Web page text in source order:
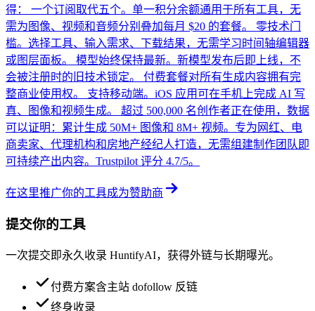
得： 一个订阅取代五个。单一积分余额通用于所有工具，无
需为图像、视频和音频分别叠加每月 $20 的套餐。 零技术门
槛。选择工具、输入需求、下载结果，无需学习时间轴编辑器
或图层面板。 模型始终保持最新。新模型发布后即上线，不
会被注册时的旧技术锁定。 付费套餐对所有生成内容拥有完
整商业使用权。 支持移动端。iOS 应用可在手机上完成 AI 写
真、图像和视频生成。 超过 500,000 名创作者正在使用，数据
可以证明：累计生成 50M+ 图像和 8M+ 视频。专为网红、电
商卖家、代理机构和房地产经纪人打造，无需组建制作团队即
可持续产出内容。Trustpilot 评分 4.7/5。
在这里推广你的工具成为赞助商
提交你的工具
一次提交即永久收录 HuntifyAI，获得外链与长期曝光。
付费方案含主站 dofollow 反链
终身收录